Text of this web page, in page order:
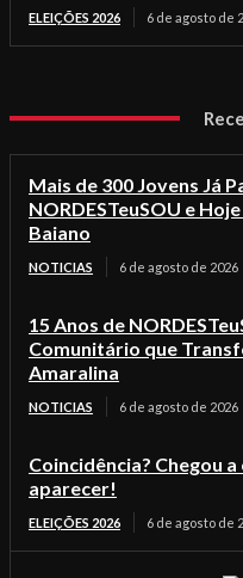
ELEIÇÕES 2026 6 de agosto de
Mais de 300 Jovens Já
NORDESTeuSOU e
Baiano
NOTICIAS 6 de agosto de 2026
15 Anos de
Comunitário que
Amaralina
NOTICIAS 6 de agosto de 2026
Coincidência? Chegou
aparecer!
ELEIÇÕES 2026 6 de agosto de